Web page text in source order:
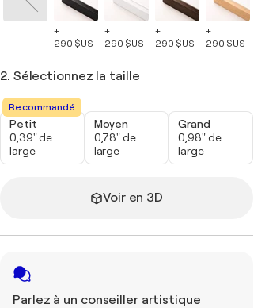
+
290 $US
+
290 $US
+
290 $US
+
290 $US
2. Sélectionnez la taille
Recommandé
Petit
0,39" de
large
Moyen
0,78" de
large
Grand
0,98" de
large
Voir en 3D
Parlez à un conseiller artistique